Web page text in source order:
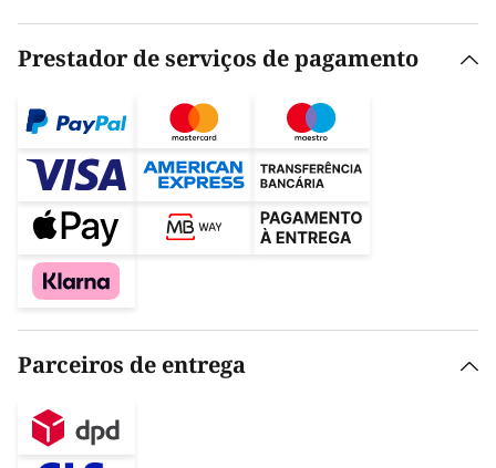
Prestador de serviços de pagamento
Parceiros de entrega